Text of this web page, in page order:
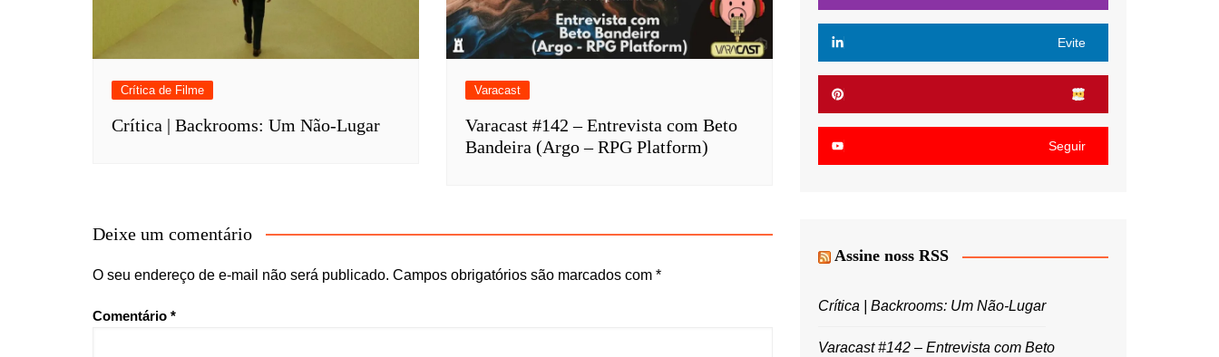
Crítica de Filme
Crítica | Backrooms: Um Não-Lugar
Varacast
Varacast #142 – Entrevista com Beto
Bandeira (Argo – RPG Platform)
Deixe um comentário
O seu endereço de e-mail não será publicado. Campos obrigatórios são marcados com *
Comentário *
Evite
Seguir
Assine noss RSS
Crítica | Backrooms: Um Não-Lugar
Varacast #142 – Entrevista com Beto